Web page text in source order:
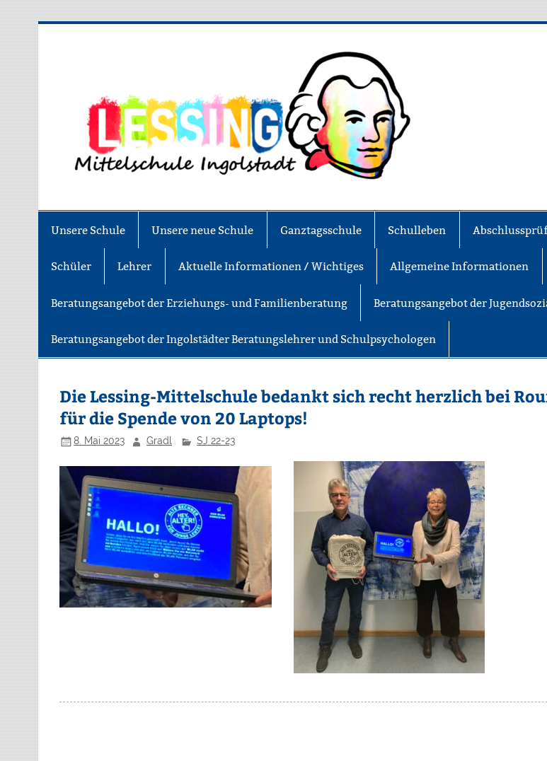
Unsere Schule Unsere neue Schule Ganztagsschule Schulleben
Schüler Lehrer Aktuelle Informationen / Wichtiges Allgemeine Informationen
Beratungsangebot der Erziehungs- und Familienberatung Beratungsangebot der
Beratungsangebot der Ingolstädter Beratungslehrer und Schulpsychologen
Die Lessing-Mittelschule bedankt sich recht herzlich bei
für die Spende von 20 Laptops!
8. Mai 2023 Gradl SJ 22-23